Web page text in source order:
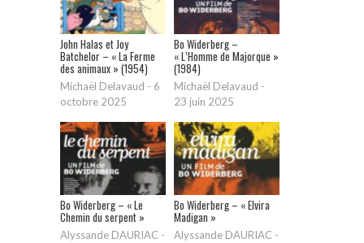
John Halas et Joy
Batchelor – « La Ferme
des animaux » (1954)
Michaël Delavaud - 6
octobre 2025
Bo Widerberg –
« L’Homme de Majorque »
(1984)
Michaël Delavaud -
23 juin 2025
Bo Widerberg – « Le
Chemin du serpent »
Alyssande DAURIAC -
Bo Widerberg – « Elvira
Madigan »
Alyssande DAURIAC -